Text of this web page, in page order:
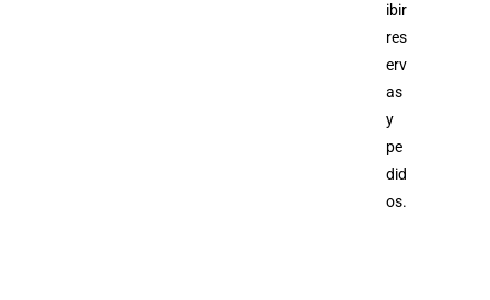
ibir
res
erv
as
y
pe
did
os.